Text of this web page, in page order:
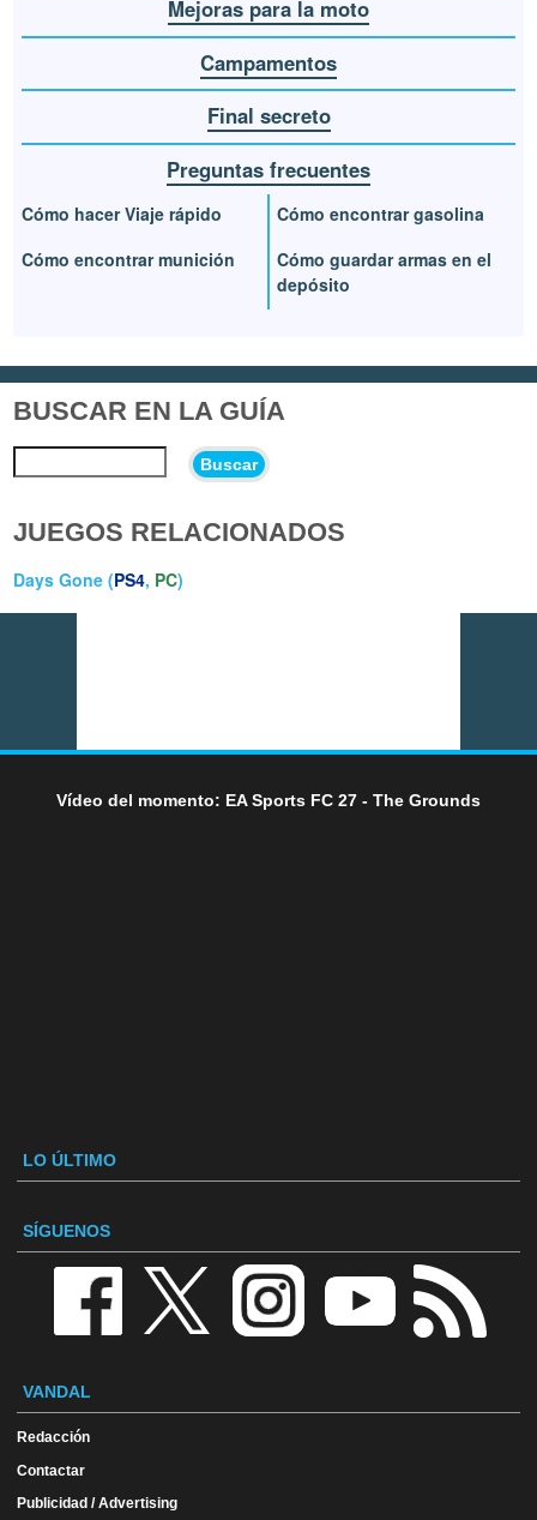
Mejoras para la moto
Campamentos
Final secreto
Preguntas frecuentes
Cómo hacer Viaje rápido
Cómo encontrar munición
Cómo encontrar gasolina
Cómo guardar armas en el
depósito
BUSCAR EN LA GUÍA
Buscar
JUEGOS RELACIONADOS
Days Gone (PS4, PC)
Vídeo del momento: EA Sports FC 27 - The Grounds
LO ÚLTIMO
SÍGUENOS
VANDAL
Redacción
Contactar
Publicidad / Advertising